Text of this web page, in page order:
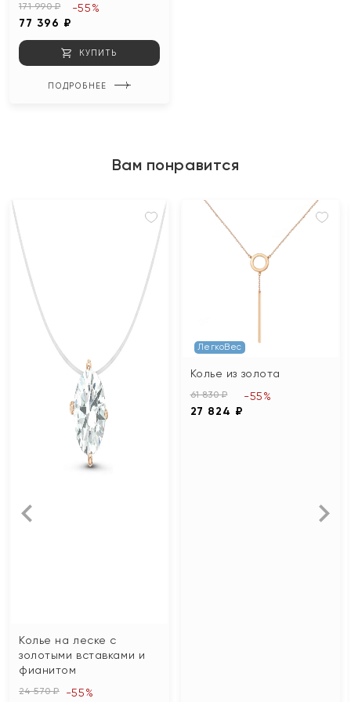
171 990 ₽
77 396 ₽
-55%
КУПИТЬ
ПОДРОБНЕЕ
Вам понравится
Колье на леске с
золотыми вставками и
фианитом
24 570 ₽ -55%
ЛегкоВес
Колье из золота
61 830 ₽
27 824 ₽
-55%